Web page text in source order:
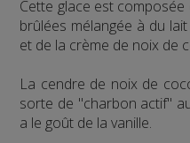
Cette glace est
brûlées mélangée à du
et de la crème de noix de
La cendre de noix de
sorte de "charbon actif"
a le goût de la vanille.